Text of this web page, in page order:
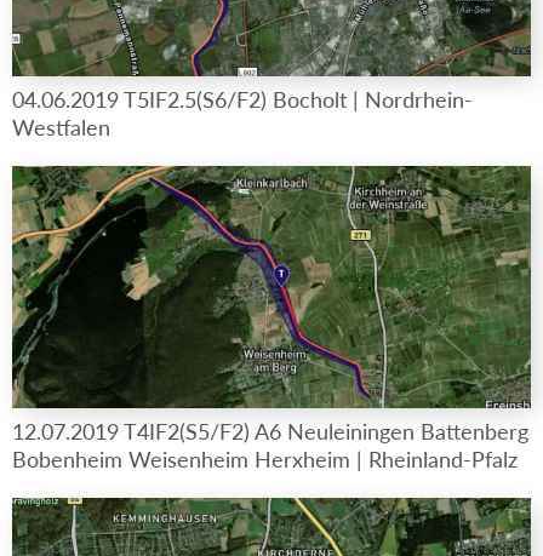
04.06.2019 T5IF2.5(S6/F2) Bocholt | Nordrhein-
Westfalen
12.07.2019 T4IF2(S5/F2) A6 Neuleiningen Battenberg
Bobenheim Weisenheim Herxheim | Rheinland-Pfalz